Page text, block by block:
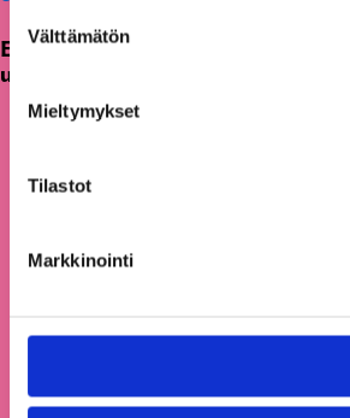
valinta
Välttämätön
Mieltymykset
Tilastot
Markkinointi
Etsimme Kunnallisalan
uutta talouspäällikköä